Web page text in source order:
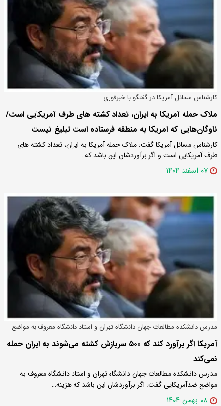
کارشناس مسائل آمریکا در گفتگو با خبرفوری:
ملاک حمله آمریکا به ایران، تعداد کشته های طرف آمریکایی است/
ناوگان‌هایی که امریکا به منطقه فرستاده است تبلیغ نیست
کارشناس مسائل آمریکا گفت: ملاک حمله آمریکا به ایران، تعداد کشته های
طرف آمریکایی است و اگر برآوردشان این باشد که…
۰۷ اسفند ۱۴۰۴
مدرس دانشکده مطالعات جهان دانشگاه تهران و استاد دانشگاه معروف به مواضع
ضدآمریکایی در گفتگو با خبرفوری: آمریکا اگر برآورد کند که ۵۰۰ سربازش کشته می‌شوند به ایران حمله
نمی‌کند
مدرس دانشکده مطالعات جهان دانشگاه تهران و استاد دانشگاه معروف به
مواضع ضدآمریکایی گفت: اگر برآوردشان این باشد که هزینه…
۰۸ بهمن ۱۴۰۴